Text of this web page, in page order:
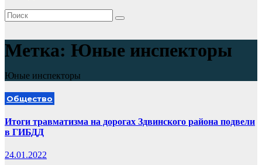
Метка: Юные инспекторы
Юные инспекторы
Общество
Итоги травматизма на дорогах Здвинского района подвели
в ГИБДД
24.01.2022